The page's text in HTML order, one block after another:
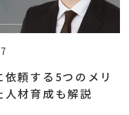
頼する5つのメリ
人材育成も解説